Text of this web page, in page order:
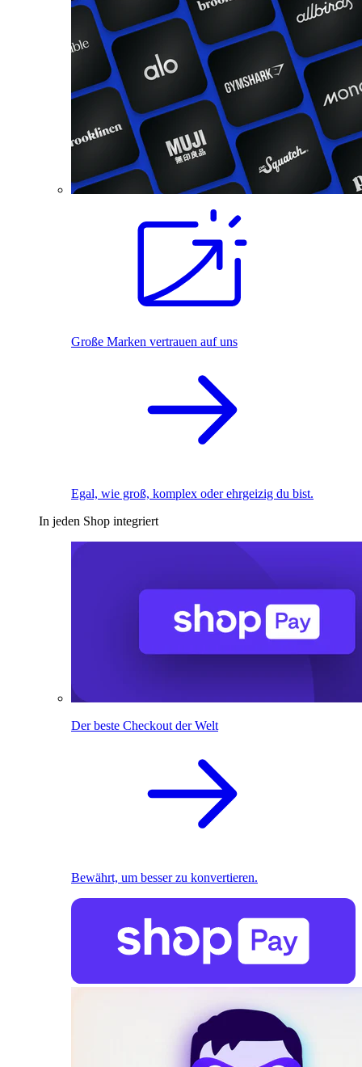
Große Marken vertrauen auf uns
Egal, wie groß, komplex oder ehrgeizig du bist.
In jeden Shop integriert
Der beste Checkout der Welt
Bewährt, um besser zu konvertieren.